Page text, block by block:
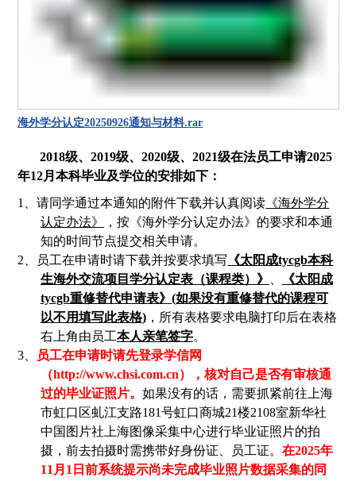
海外学分认定20250926通知与材料.rar
2018级、2019级、2020级、2021级在法员工申请2025
年12月本科毕业及学位的安排如下：
1、请同学通过本通知的附件下载并认真阅读 《海外学分
认定办法》
，按《海外学分认定办法》的要求和本通
知的时间节点提交相关申请。
2、
员工在申请时请下载并按要求填写 《太阳成tycgb本科
生海外交流项目学分认定表（课程类）》
《太阳成
tycgb重修替代申请表》(如果没有重修替代的课程可
以不用填写此表格)， 所有表格要求电脑打印后在表格
右上角由员工本人亲笔签字。
3、
员工在申请时请先登录学信网
（http://www.chsi.com.cn）
，核对自己是否有审核通
过的毕业证照片。 如果没有的话，需要抓紧前往上海
市虹口区虬江支路181号虹口商城21楼2108室新华社
中国图片社上海图像采集中心进行毕业证照片的拍
摄，前去拍摄时需携带好身份证、员工证。 在2025年
11月1日前系统提示尚未完成毕业照片数据采集的同